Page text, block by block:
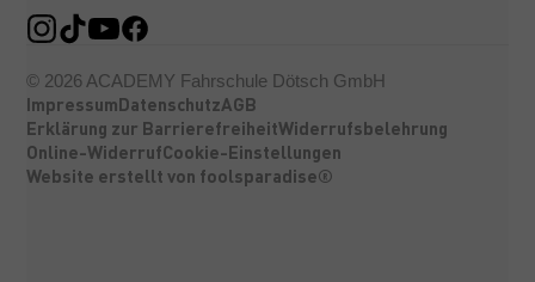
© 2026 ACADEMY Fahrschule Dötsch GmbH
Impressum DatenschutzAGB
Erklärung zur BarrierefreiheitWiderrufsbelehrung
Online-WiderrufCookie-Einstellungen
Website erstellt von foolsparadise®